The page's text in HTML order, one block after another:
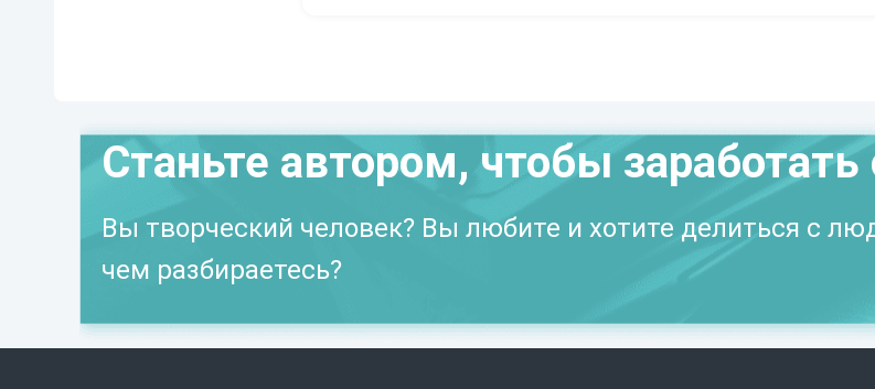
Станьте автором, чтобы
Вы творческий человек? Вы любите и хотите делиться с
чем разбираетесь?